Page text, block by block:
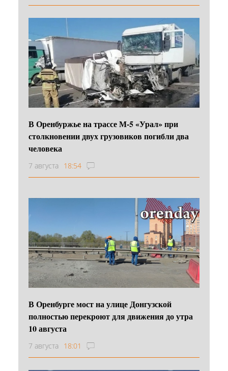
В Оренбуржье на трассе М-5 «Урал» при
столкновении двух грузовиков погибли два
человека
7 августа 18:54
В Оренбурге мост на улице Донгузской
полностью перекроют для движения до утра
10 августа
7 августа 18:01